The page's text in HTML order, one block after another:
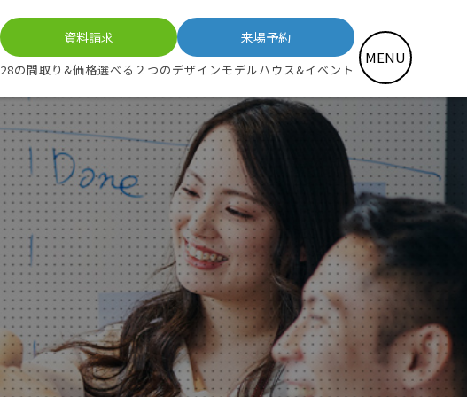
資料請求 来場予約
28の間取り&価格選べる２つのデザインモデルハウス&イベント
MENU